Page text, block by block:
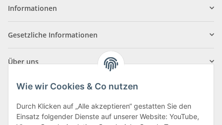
Informationen
Gesetzliche Informationen
Über uns
Wie wir Cookies & Co nutzen
Durch Klicken auf „Alle akzeptieren“ gestatten Sie den
Einsatz folgender Dienste auf unserer Website: YouTube,